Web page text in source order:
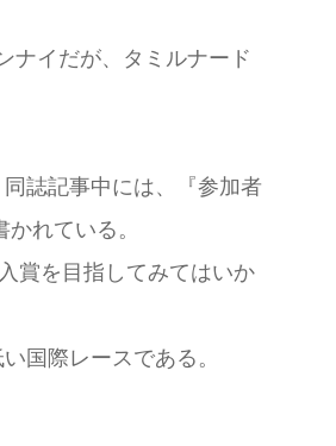
ナイだが、タミルナード
誌記事中には、『参加者
れている。
賞を目指してみてはいか
国際レースである。